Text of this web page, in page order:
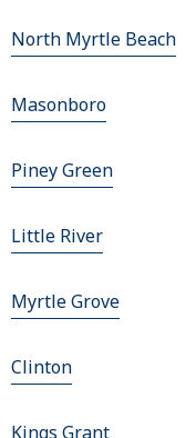
North Myrtle Beach
Masonboro
Piney Green
Little River
Myrtle Grove
Clinton
Kings Grant